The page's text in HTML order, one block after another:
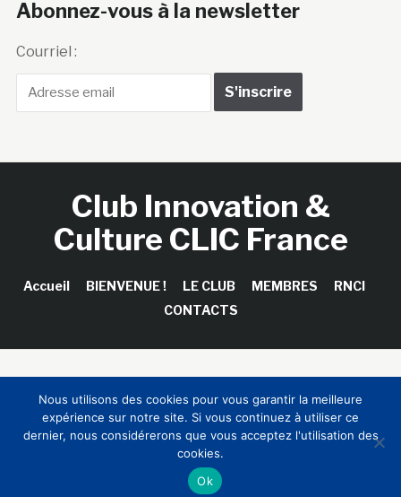
Abonnez-vous à la newsletter
Courriel :
Club Innovation &
Culture CLIC France
Accueil BIENVENUE ! LE CLUB MEMBRES
RNCI
CONTACTS
Sinapses Conseils
Nous utilisons des cookies pour vous garantir la meilleure
expérience sur notre site. Si vous continuez à utiliser ce
dernier, nous considérerons que vous acceptez l'utilisation des
cookies.
Ok